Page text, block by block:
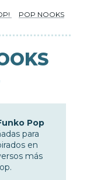
POP NOOKS
Pop
para
en
más